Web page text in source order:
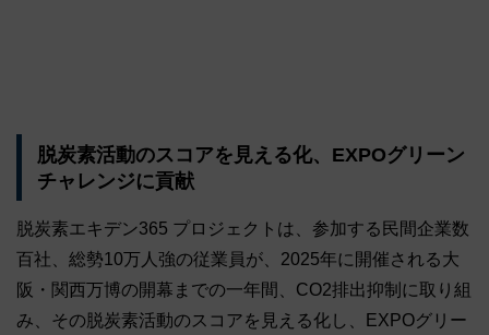
脱炭素活動のスコアを見える化、EXPOグリーン
チャレンジに貢献
脱炭素エキデン365 プロジェクトは、参加する民間企業数
百社、総勢10万人強の従業員が、2025年に開催される大
阪・関西万博の開幕までの一年間、CO2排出抑制に取り組
み、その脱炭素活動のスコアを見える化し、EXPOグリー